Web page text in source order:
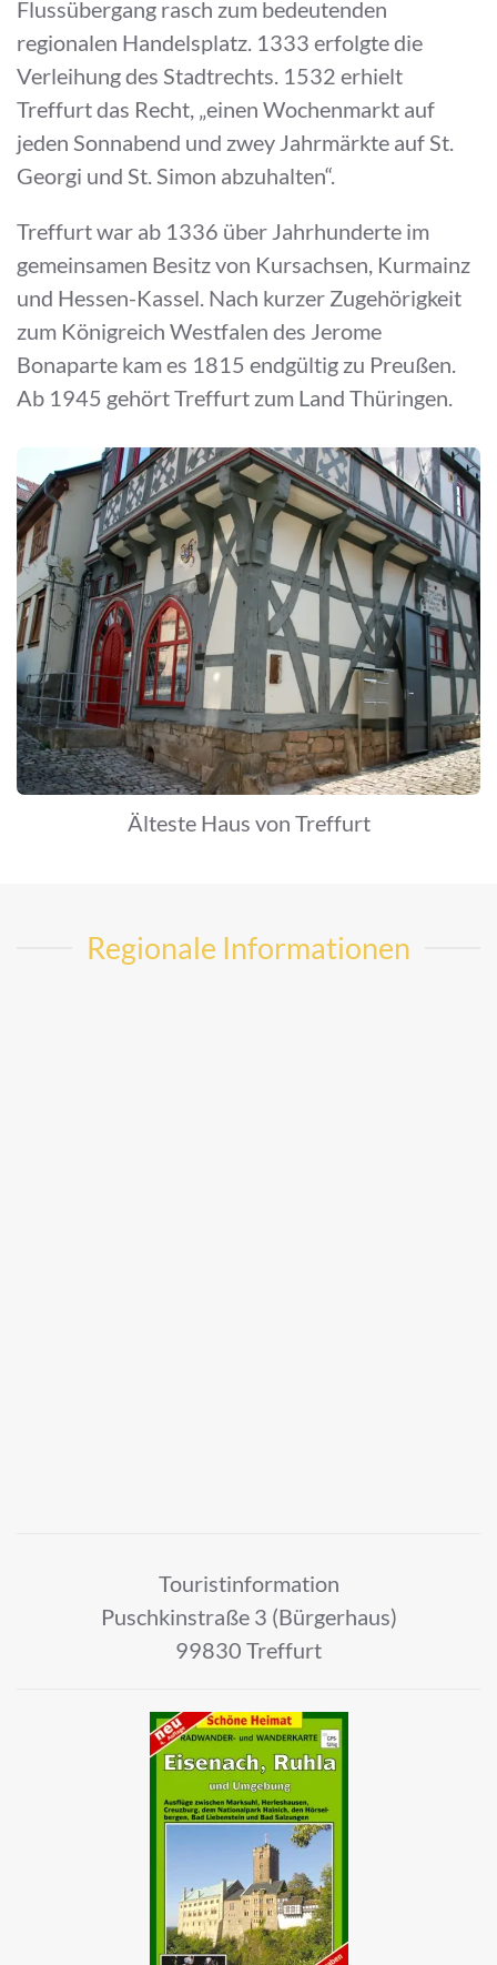
Flussübergang rasch zum bedeutenden
regionalen Handelsplatz. 1333 erfolgte die
Verleihung des Stadtrechts. 1532 erhielt
Treffurt das Recht, „einen Wochenmarkt auf
jeden Sonnabend und zwey Jahrmärkte auf St.
Georgi und St. Simon abzuhalten“.
Treffurt war ab 1336 über Jahrhunderte im
gemeinsamen Besitz von Kursachsen, Kurmainz
und Hessen-Kassel. Nach kurzer Zugehörigkeit
zum Königreich Westfalen des Jerome
Bonaparte kam es 1815 endgültig zu Preußen.
Ab 1945 gehört Treffurt zum Land Thüringen.
Älteste Haus von Treffurt
Regionale Informationen
Touristinformation
Puschkinstraße 3 (Bürgerhaus)
99830 Treffurt